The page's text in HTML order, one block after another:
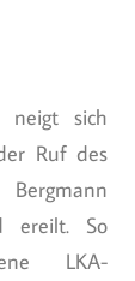
neigt sich
Ruf des
Bergmann
ereilt. So
LKA-